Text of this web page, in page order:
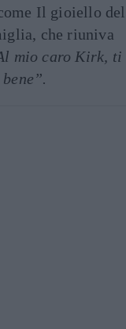
Il gioiello del
che riuniva
mio caro Kirk, ti